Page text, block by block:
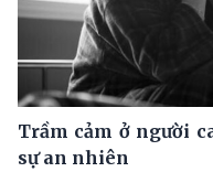
Trầm cảm ở người
sự an nhiên